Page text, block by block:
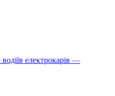
електрокарів —